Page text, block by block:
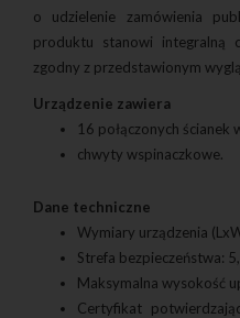
o udzielenie zamówienia
produktu stanowi integralną
zgodny z przedstawionym
Urządzenie zawiera
16 połączonych ścianek
chwyty wspinaczkowe.
Dane techniczne
Wymiary urządzenia
Strefa bezpieczeństwa:
Maksymalna wysokość
Certyfikat